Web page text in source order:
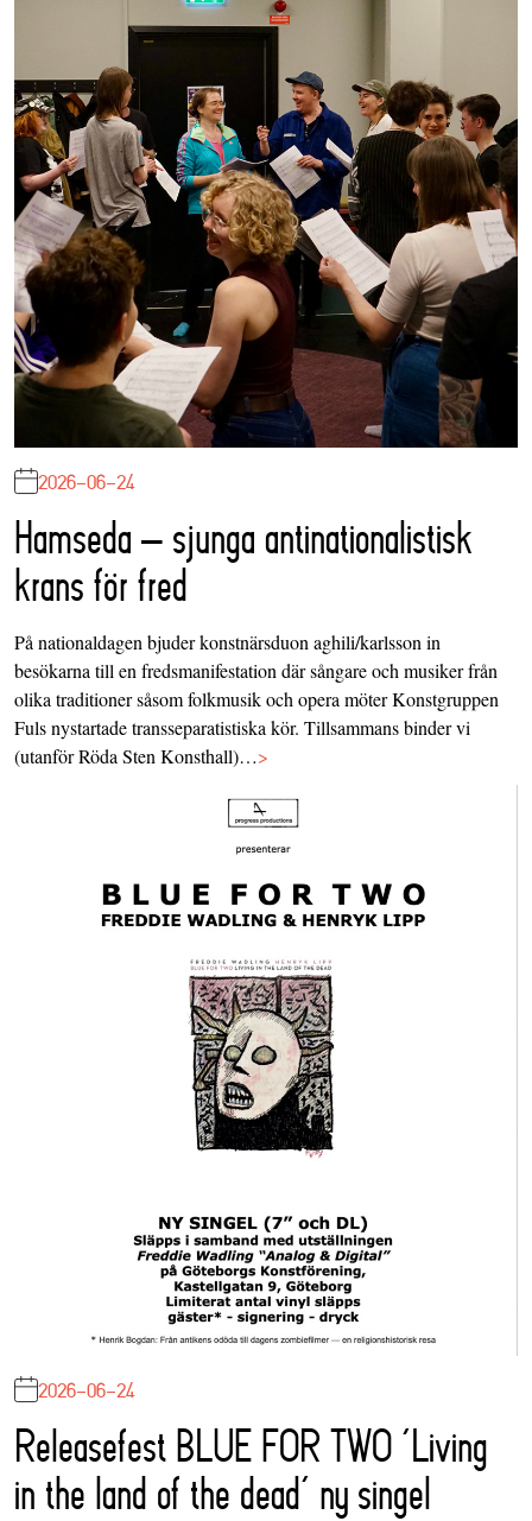
2026-06-24
Hamseda – sjunga antinationalistisk
krans för fred
På nationaldagen bjuder konstnärsduon aghili/karlsson in
besökarna till en fredsmanifestation där sångare och musiker från
olika traditioner såsom folkmusik och opera möter Konstgruppen
Fuls nystartade transseparatistiska kör. Tillsammans binder vi
(utanför Röda Sten Konsthall)…>
2026-06-24
Releasefest BLUE FOR TWO ‘Living
in the land of the dead’ ny singel